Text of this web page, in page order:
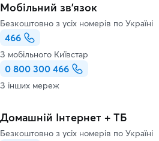
Мобільний зв'язок
Безкоштовно з усіх номерів по Україні
466
З мобільного Київстар
0 800 300 466
З інших мереж
Домашній Інтернет + ТБ
Безкоштовно з усіх номерів по Україні